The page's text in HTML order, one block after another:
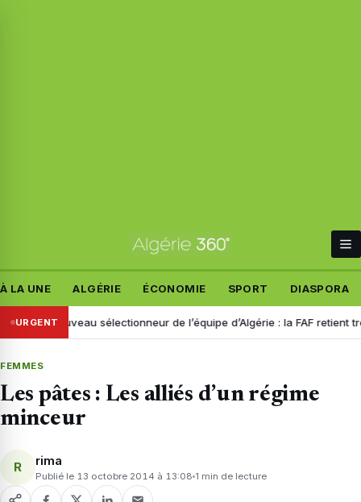
À LA UNE ALGÉRIE ÉCONOMIE SPORT DIASPORA
URGENT
Nouveau sélectionneur de l’équipe d’Algérie : la FAF retient trois
FEMMES
Les pâtes : Les alliés d’un régime
minceur
R rima
Publié le 13 octobre 2014 à 13:08 1 min de lecture